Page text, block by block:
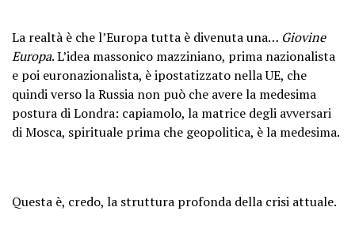
La realtà è che l’Europa tutta è divenuta una… Giovine
Europa. L’idea massonico mazziniano, prima nazionalista
e poi euronazionalista, è ipostatizzato nella UE, che
quindi verso la Russia non può che avere la medesima
postura di Londra: capiamolo, la matrice degli avversari
di Mosca, spirituale prima che geopolitica, è la medesima.
Questa è, credo, la struttura profonda della crisi attuale.